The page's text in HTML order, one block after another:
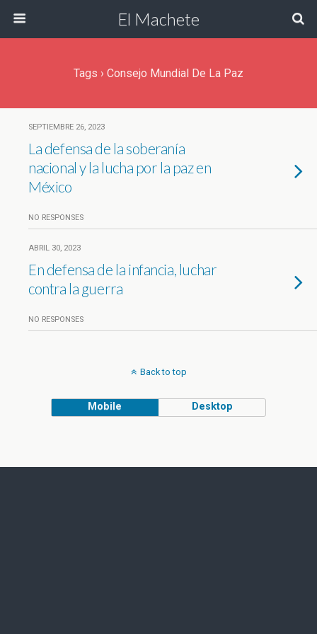
El Machete
Tags › Consejo Mundial De La Paz
SEPTIEMBRE 26, 2023
La defensa de la soberanía
nacional y la lucha por la paz en
México
NO RESPONSES
ABRIL 30, 2023
En defensa de la infancia, luchar
contra la guerra
NO RESPONSES
Back to top
Mobile Desktop